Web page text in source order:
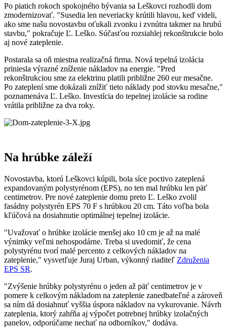
Po piatich rokoch spokojného bývania sa Leškovci rozhodli dom
zmodernizovať. "Susedia len neveriacky krútili hlavou, keď videli,
ako sme našu novostavbu oťukali zvonku i zvnútra takmer na hrubú
stavbu," pokračuje Ľ. Leško. Súčasťou rozsiahlej rekonštrukcie bolo
aj nové zateplenie.
Postarala sa oň miestna realizačná firma. Nová tepelná izolácia
priniesla výrazné zníženie nákladov na energie. "Pred
rekonštrukciou sme za elektrinu platili približne 260 eur mesačne.
Po zateplení sme dokázali znížiť tieto náklady pod stovku mesačne,"
poznamenáva Ľ. Leško. Investícia do tepelnej izolácie sa rodine
vrátila približne za dva roky.
Na hrúbke záleží
Novostavba, ktorú Leškovci kúpili, bola síce poctivo zateplená
expandovaným polystyrénom (EPS), no ten mal hrúbku len päť
centimetrov. Pre nové zateplenie domu preto Ľ. Leško zvolil
fasádny polystyrén EPS 70 F s hrúbkou 20 cm. Táto voľba bola
kľúčová na dosiahnutie optimálnej tepelnej izolácie.
"Uvažovať o hrúbke izolácie menšej ako 10 cm je až na malé
výnimky veľmi nehospodárne. Treba si uvedomiť, že cena
polystyrénu tvorí malé percento z celkových nákladov na
zateplenie," vysvetľuje Juraj Urban, výkonný riaditeľ Združenia
EPS SR.
"Zvýšenie hrúbky polystyrénu o jeden až päť centimetrov je v
pomere k celkovým nákladom na zateplenie zanedbateľné a zároveň
sa ním dá dosiahnuť vyššia úspora nákladov na vykurovanie. Návrh
zateplenia, ktorý zahŕňa aj výpočet potrebnej hrúbky izolačných
panelov, odporúčame nechať na odborníkov," dodáva.